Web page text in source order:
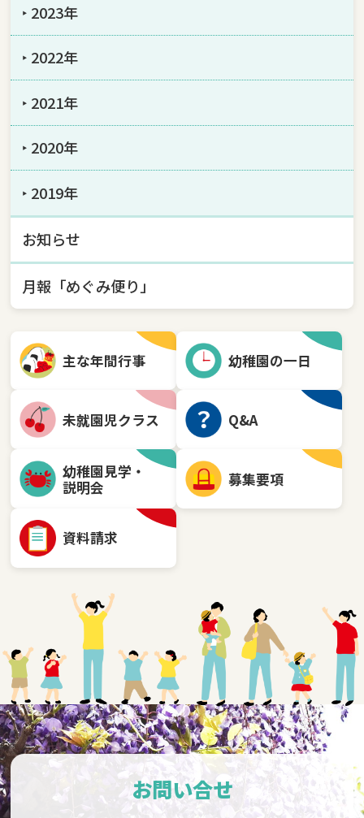
‣ 2023年
‣ 2022年
‣ 2021年
‣ 2020年
‣ 2019年
お知らせ
月報「めぐみ便り」
主な年間行事 幼稚園の一日
未就園児クラス Q&A
幼稚園見学・
説明会
募集要項
資料請求
お問い合せ